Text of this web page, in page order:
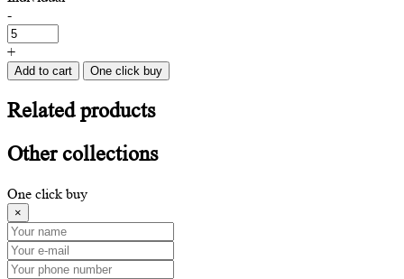
-
+
Add to cart One click buy
Relatedproducts
Othercollections
One click buy
×